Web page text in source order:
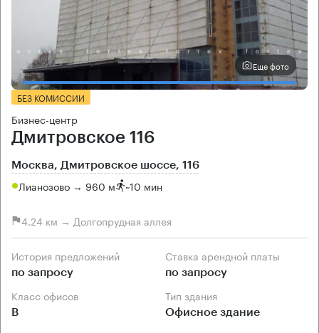
Еще фото
БЕЗ КОМИССИИ
Бизнес-центр
Дмитровское 116
Москва, Дмитровское шоссе, 116
Лианозово → 960 м ~10 мин
4.24 км → Долгопрудная аллея
История предложений
по запросу
Ставка арендной платы
по запросу
Класс офисов
B
Тип здания
Офисное здание